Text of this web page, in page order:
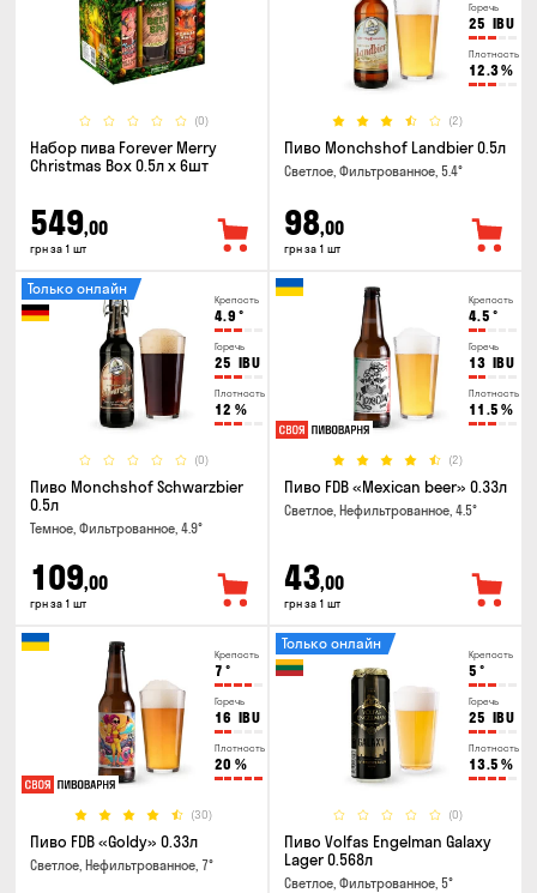
(0)
Набор пива Forever Merry
Christmas Box 0.5л x 6шт
549,00
грн за 1 шт
Горечь
25 IBU
Плотность
12.3%
(2)
Пиво Monchshof Landbier 0.5л
Светлое, Фильтрованное, 5.4°
98,00
грн за 1 шт
Крепость
4.9 °
Горечь
25 IBU
Плотность
12 %
(0)
Только онлайн
Пиво Monchshof Schwarzbier
0.5л
Темное, Фильтрованное, 4.9°
109,00
грн за 1 шт
Крепость
4.5 °
Горечь
13 IBU
Плотность
11.5 %
(2)
Пиво FDB «Mexican beer» 0.33л
Светлое, Нефильтрованное, 4.5°
43,00
грн за 1 шт
Крепость
7 °
Горечь
16 IBU
Плотность
20 %
(30)
Пиво FDB «Goldy» 0.33л
Светлое, Нефильтрованное, 7°
Крепость
5 °
Горечь
25 IBU
Плотность
13.5 %
(0)
Только онлайн
Пиво Volfas Engelman Galaxy
Lager 0.568л
Светлое, Фильтрованное, 5°